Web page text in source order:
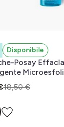
Disponibile
Posay
o a
18,50 €
al carrello